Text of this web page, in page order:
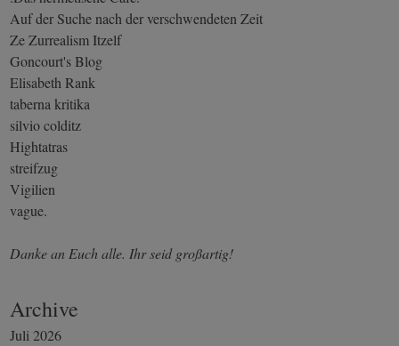
Auf der Suche nach der verschwendeten Zeit
Ze Zurrealism Itzelf
Goncourt's Blog
Elisabeth Rank
taberna kritika
silvio colditz
Hightatras
streifzug
Vigilien
vague.
Danke an Euch alle. Ihr seid großartig!
Archive
Juli 2026